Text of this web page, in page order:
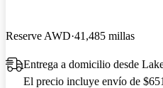
Reserve AWD 41,485 millas
Entrega a domicilio desde
El precio incluye envío de $651